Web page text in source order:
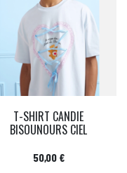
T-SHIRT CANDIE
BISOUNOURS CIEL
Prix
50,00 €